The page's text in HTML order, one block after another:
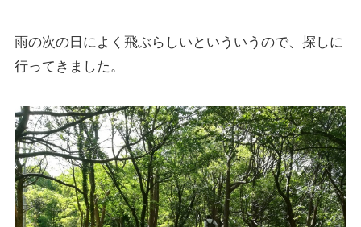
雨の次の日によく飛ぶらしいといういうので、探しに
行ってきました。